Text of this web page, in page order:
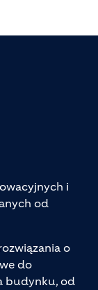
i
od
o
do
budynku, od